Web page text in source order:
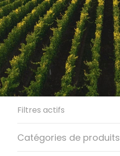
Filtres actifs
Catégories de produits